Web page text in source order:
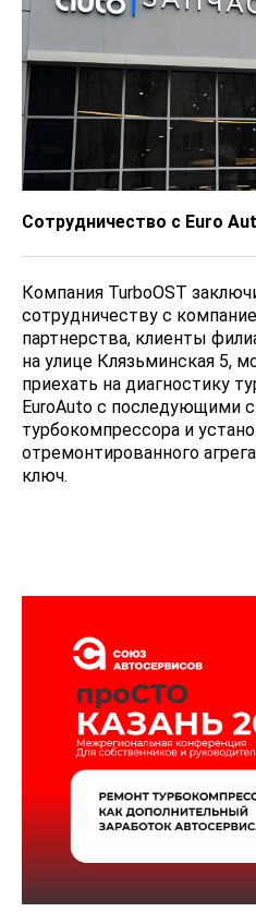
Сотрудничество с Euro
Компания TurboOST
сотрудничеству с
партнерства, клиенты
на улице Клязьминская 5,
приехать на диагностику
EuroAuto с последующими
турбокомпрессора и
отремонтированного
ключ.